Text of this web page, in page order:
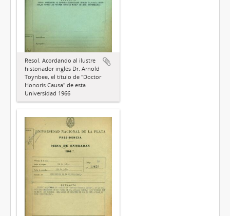
Resol. Acordando al ilustre
historiador inglés Dr. Arnold
Toynbee, el título de "Doctor
Honoris Causa" de esta
Universidad 1966